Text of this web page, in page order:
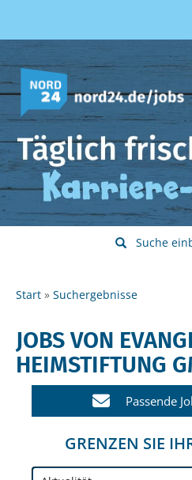
Suche
Start Suchergebnisse
JOBS VON
HEIMSTIFTUNG
Passende
GRENZEN SIE